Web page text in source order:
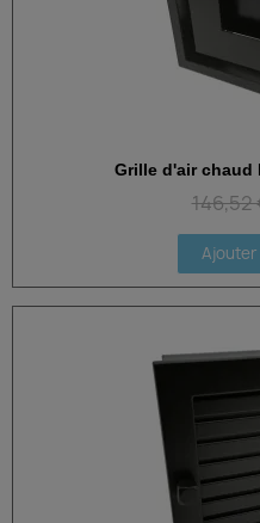
Grille d'air chaud
146,52